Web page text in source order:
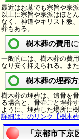
最近はお墓でも宗旨や宗
以上に宗旨や宗派はほと
なく、神道やキリスト教
葬もある。
樹木葬の費用
一般的には、樹木葬の費
なり安く抑えられる。ま
樹木葬の埋葬
樹木葬の埋葬は、遺骨を
る場合と、骨壷ごと埋葬
ように、埋葬した場所に
詳細はこのリンク【樹木葬
「京都市下